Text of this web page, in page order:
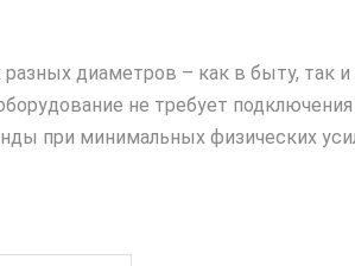
диаметров – как в быту, так и
не требует
при минимальных физических